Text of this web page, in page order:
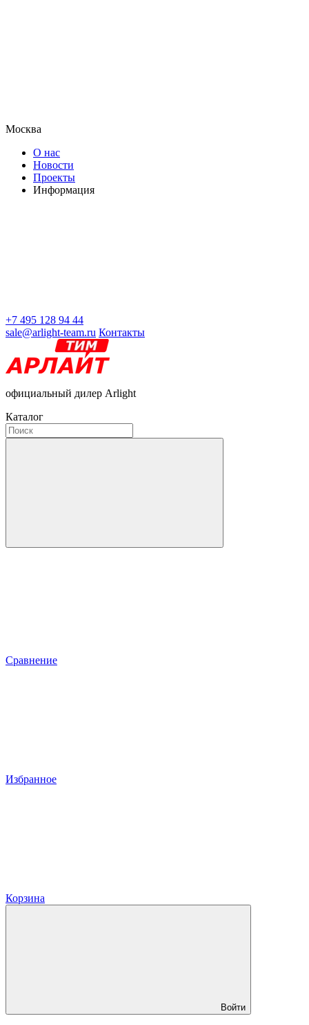
Москва
О нас
Новости
Проекты
Информация
+7 495 128 94 44
sale@arlight-team.ru Контакты
официальный дилер Arlight
Каталог
Сравнение
Избранное
Корзина
Войти